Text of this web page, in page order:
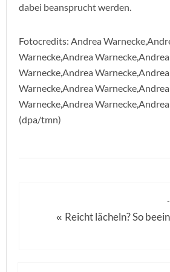
dabei beansprucht werden.
Fotocredits: Andrea
Warnecke,Andrea Warnecke,Andrea
Warnecke,Andrea Warnecke,Andrea
Warnecke,Andrea Warnecke,Andrea
Warnecke,Andrea
(dpa/tmn)
« Reicht lächeln? So